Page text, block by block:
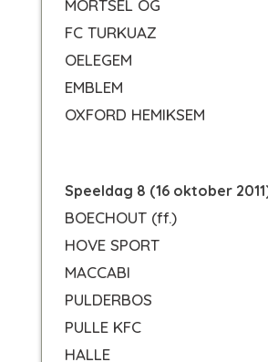
MORTSEL OG
FC TURKUAZ
OELEGEM
EMBLEM
OXFORD HEMIKSEM
Speeldag 8 (16 oktober
BOECHOUT (ff.)
HOVE SPORT
MACCABI
PULDERBOS
PULLE KFC
HALLE